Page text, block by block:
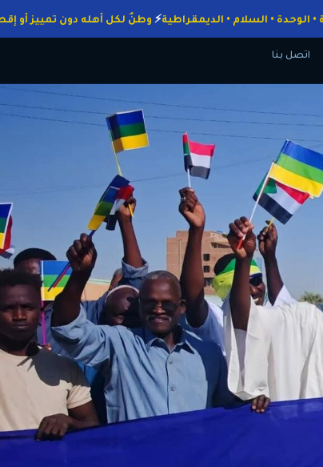
الحرية • الوحدة • السلام • الديمقراطية وطنٌ لكل أهله دون
اتصل بنا